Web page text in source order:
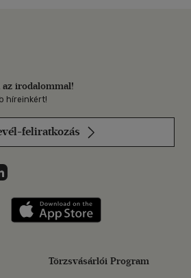
irodalommal!
híreinkért!
feliratkozás
on
Instagramon
Libri a LinkedInen
applikáció Szerezd meg: Google
Törzsvásárlói Program